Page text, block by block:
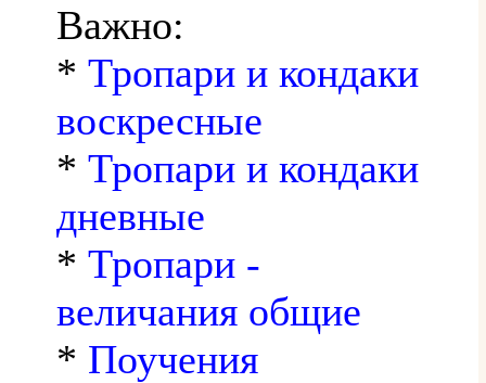
Важно:
* Тропари и кондаки
воскресные
* Тропари и кондаки
дневные
* Тропари -
величания общие
* Поучения